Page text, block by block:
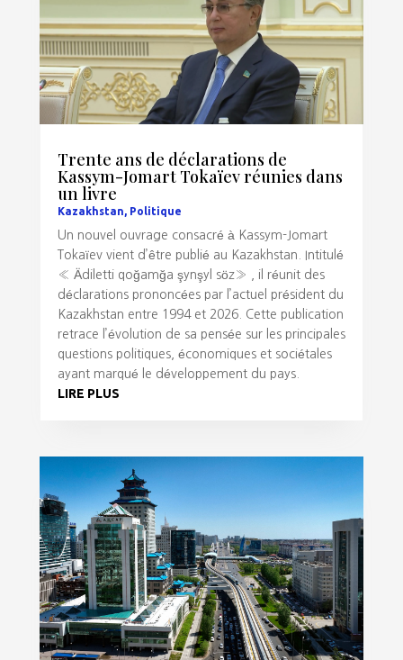
Trente ans de déclarations de
Kassym-Jomart Tokaïev réunies dans
un livre
Kazakhstan, Politique
Un nouvel ouvrage consacré à Kassym-Jomart
Tokaïev vient d’être publié au Kazakhstan. Intitulé
« Ädiletti qoğamğa şynşyl söz» , il réunit des
déclarations prononcées par l’actuel président du
Kazakhstan entre 1994 et 2026. Cette publication
retrace l’évolution de sa pensée sur les principales
questions politiques, économiques et sociétales
ayant marqué le développement du pays.
LIRE PLUS